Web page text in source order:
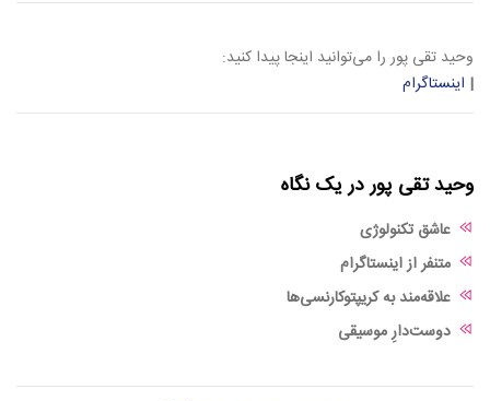
وحید تقی پور را می‌توانید اینجا پیدا کنید:
| اینستاگرام
وحید تقی پور در یک نگاه
عاشق تکنولوژی
متنفر از اینستاگرام
علاقه‌مند به کریپتوکارنسی‌ها
دوست‌دارِ موسیقی